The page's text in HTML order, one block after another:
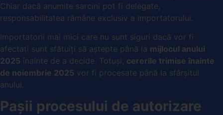
Chiar dacă anumite sarcini pot fi delegate,
responsabilitatea rămâne exclusiv a importatorului.
Importatorii mai mici care nu sunt siguri dacă vor fi
afectați sunt sfătuiți să aștepte până la mijlocul anului
2025 înainte de a decide. Totuși, cererile trimise înainte
de noiembrie 2025 vor fi procesate până la sfârșitul
anului.
Pașii procesului de autorizare